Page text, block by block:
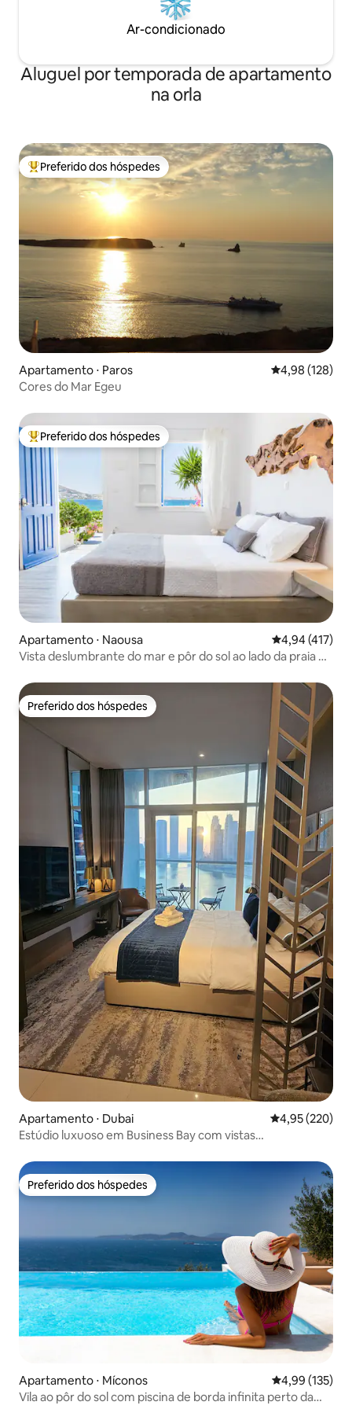
Ar-condicionado
Aluguel por temporada de apartamento
na orla
Entre os melhores preferidos dos hóspedes
Preferido dos hóspedes
Apartamento ⋅ Paros 4,98 de uma
4,98 (128)
Cores do Mar Egeu
Entre os melhores preferidos dos hóspedes
Preferido dos hóspedes
Apartamento ⋅ Naousa 4,94 de uma
4,94 (417)
Vista deslumbrante do mar e pôr do sol ao lado da praia e
Preferido dos hóspedes
Preferido dos hóspedes
Apartamento ⋅ Dubai 4,95 de uma
4,95 (220)
Estúdio luxuoso em Business Bay com vistas
Preferido dos hóspedes
Preferido dos hóspedes
Apartamento ⋅ Míconos 4,99 de uma
4,99 (135)
Vila ao pôr do sol com piscina de borda infinita perto da